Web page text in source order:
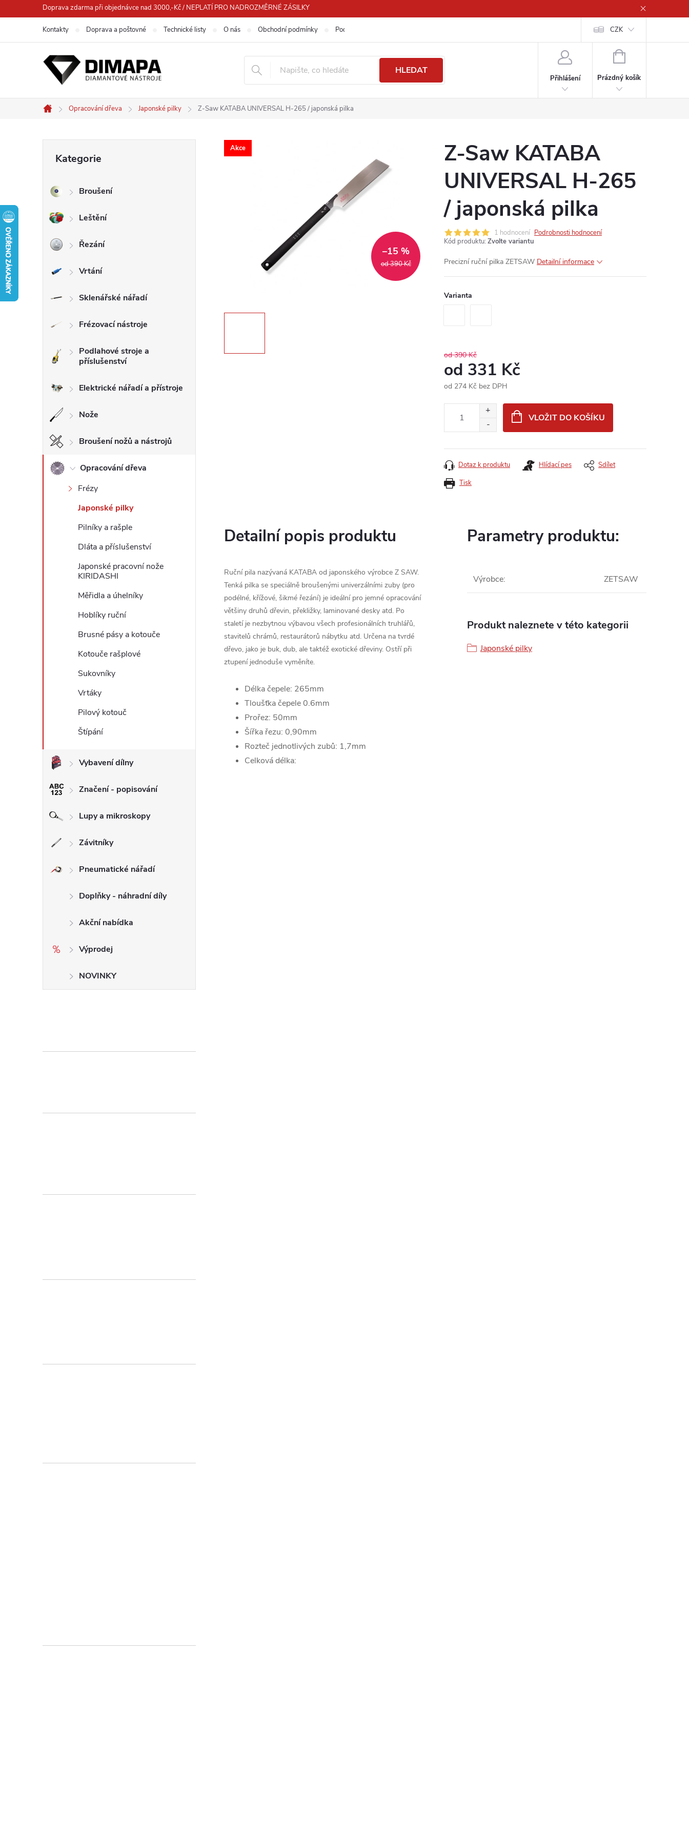
na
Doprava zdarma při objednávce nad 3000,-Kč / NEPLATÍ PRO NADROZMĚRNÉ ZÁSILKY
Kontakty Doprava a poštovné Technické listy O nás Obchodní podmínky Podmínky ochrany osobních údajů CZK
HLEDAT
Přihlášení
NÁKUPNÍ
Prázdný košík
Domů
Opracování dřeva Japonské pilky Z-Saw KATABA UNIVERSAL H-265 / japonská pilka
s
a
n
n
p
n
e
kategorie
Kategorie
Broušení
Leštění
Řezání
Vrtání
Sklenářské nářadí
Frézovací nástroje
Podlahové stroje a
příslušenství
Elektrické nářadí a přístroje
Nože
Broušení nožů a nástrojů
Opracování dřeva
Frézy
Japonské pilky
Pilníky a rašple
Dláta a příslušenství
Japonské pracovní nože
KIRIDASHI
Měřidla a úhelníky
Hoblíky ruční
Brusné pásy a kotouče
Kotouče rašplové
Sukovníky
Vrtáky
Pilový kotouč
Štípání
Vybavení dílny
Značení - popisování
Lupy a mikroskopy
Závitníky
Pneumatické nářadí
Doplňky - náhradní díly
Akční nabídka
Výprodej
NOVINKY
Akce
od 390 Kč
–15 %
Z-Saw KATABA
UNIVERSAL H-265
/ japonská pilka
1 hodnocení Podrobnosti hodnocení
Kód produktu: Zvolte variantu
Precizní ruční pilka ZETSAW Detailní informace
Varianta
od 390 Kč
od 331 Kč
od 274 Kč bez DPH
VLOŽIT DO KOŠÍKU
Tisk
Dotaz k produktu Hlídací pes Sdílet
Detailní popis produktu
Ruční pila nazývaná KATABA od japonského výrobce Z SAW.
Tenká pilka se speciálně broušenými univerzálními zuby (pro
podélné, křížové, šikmé řezání) je ideální pro jemné opracování
většiny druhů dřevin, překližky, laminované desky atd. Po
staletí je nezbytnou výbavou všech profesionálních truhlářů,
stavitelů chrámů, restaurátorů nábytku atd. Určena na tvrdé
dřevo, jako je buk, dub, ale taktéž exotické dřeviny. Ostří při
ztupení jednoduše vyměníte.
Délka čepele: 265mm
Tloušťka čepele 0.6mm
Prořez: 50mm
Šířka řezu: 0,90mm
Rozteč jednotlivých zubů: 1,7mm
Celková délka:
Parametry produktu:
Výrobce: ZETSAW
Produkt naleznete v této kategorii
Japonské pilky